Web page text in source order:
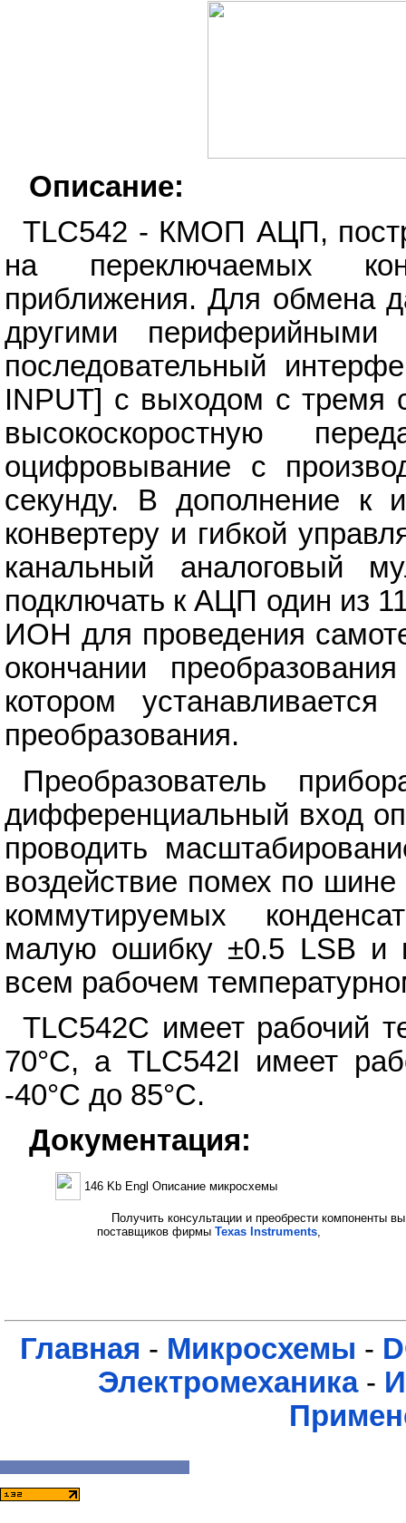
Описание:
TLC542 - КМОП АЦП,
на переключаемых
приближения. Для обмена
другими периферийными
последовательный
INPUT] с выходом с тремя
высокоскоростную
оцифровывание с
секунду. В дополнение к
конвертеру и гибкой
канальный аналоговый
подключать к АЦП один из
ИОН для проведения
окончании
котором
преобразования.
Преобразователь
дифференциальный вход
проводить
воздействие помех по
коммутируемых
малую ошибку ±0.5 LSB и
всем рабочем
TLC542C имеет рабочий
70°C, а TLC542I имеет
-40°C до 85°C.
Документация:
146 Kb Engl Описание микросхемы
Получить консультации и преобрести компоненты
поставщиков фирмы Texas Instruments
Главная - Микросхемы -
Электромеханика-